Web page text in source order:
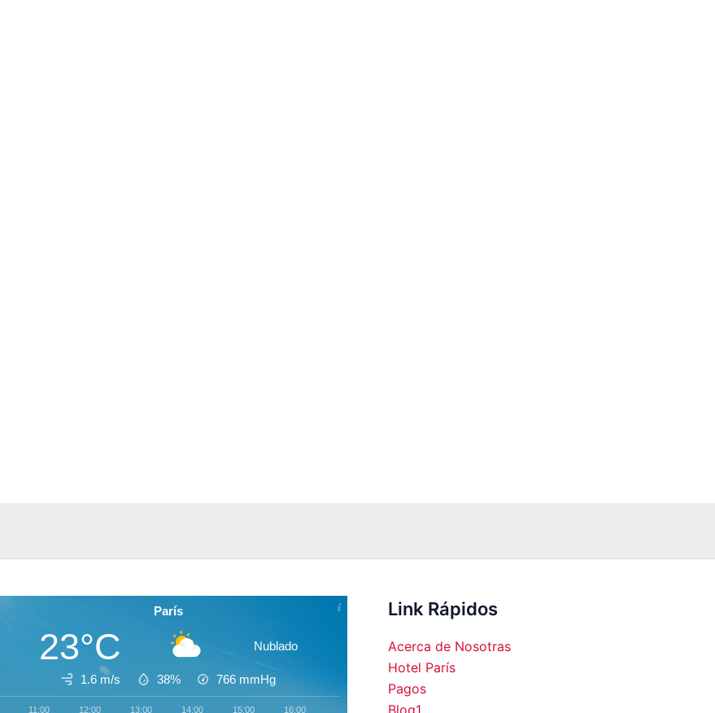
París
23°C Nublado
1.6 m/s 38% 766 mmHg
11:00 12:00 13:00 14:00 15:00 16:00 18:00
Link Rápidos
Acerca de Nosotras
Hotel París
Pagos
Blog1